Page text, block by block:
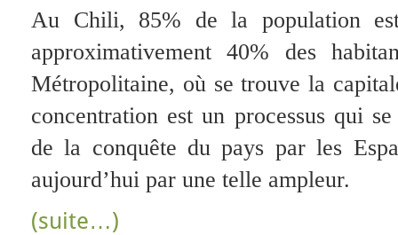
Au Chili, 85% de la population
approximativement 40% des
Métropolitaine, où se trouve la
concentration est un processus qui
de la conquête du pays par les
aujourd’hui par une telle ampleur.
(suite…)